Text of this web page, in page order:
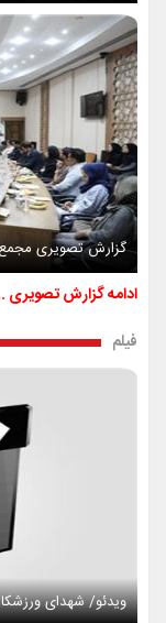
گزارش تصویری
ادامه گزارش تصویری
فیلم
ویدئو/ شهدای